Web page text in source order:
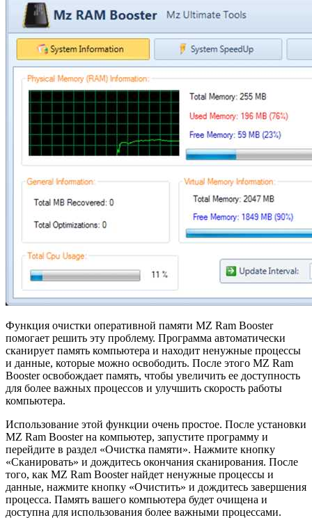
Функция очистки оперативной памяти MZ Ram Booster
помогает решить эту проблему. Программа автоматически
сканирует память компьютера и находит ненужные процессы
и данные, которые можно освободить. После этого MZ Ram
Booster освобождает память, чтобы увеличить ее доступность
для более важных процессов и улучшить скорость работы
компьютера.
Использование этой функции очень простое. После установки
MZ Ram Booster на компьютер, запустите программу и
перейдите в раздел «Очистка памяти». Нажмите кнопку
«Сканировать» и дождитесь окончания сканирования. После
того, как MZ Ram Booster найдет ненужные процессы и
данные, нажмите кнопку «Очистить» и дождитесь завершения
процесса. Память вашего компьютера будет очищена и
доступна для использования более важными процессами.